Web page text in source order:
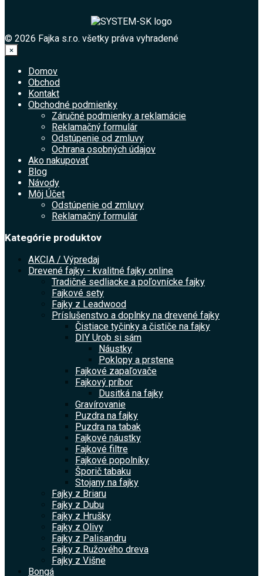
© 2026 Fajka s.r.o. všetky práva vyhradené
×
Domov
Obchod
Kontakt
Obchodné podmienky
Záručné podmienky a reklamácie
Reklamačný formulár
Odstúpenie od zmluvy
Ochrana osobných údajov
Ako nakupovať
Blog
Návody
Môj Účet
Odstúpenie od zmluvy
Reklamačný formulár
Kategórie produktov
AKCIA / Výpredaj
Drevené fajky - kvalitné fajky online
Tradičné sedliacke a poľovnícke fajky
Fajkové sety
Fajky z Leadwood
Príslušenstvo a doplnky na drevené fajky
Čistiace tyčinky a čističe na fajky
DIY Urob si sám
Náustky
Poklopy a prstene
Fajkové zapaľovače
Fajkový príbor
Dusitká na fajky
Gravírovanie
Puzdra na fajky
Puzdra na tabak
Fajkové náustky
Fajkové filtre
Fajkové popolníky
Šporič tabaku
Stojany na fajky
Fajky z Briaru
Fajky z Dubu
Fajky z Hrušky
Fajky z Olivy
Fajky z Palisandru
Fajky z Ružového dreva
Fajky z Višne
Bongá